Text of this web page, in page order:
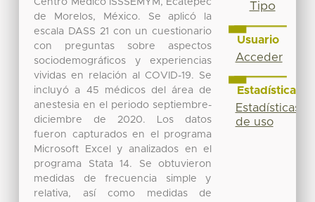
Centro Médico ISSSEMYM, Ecatepec
de Morelos, México. Se aplicó la
escala DASS 21 con un cuestionario
con preguntas sobre aspectos
sociodemográficos y experiencias
vividas en relación al COVID-19. Se
incluyó a 45 médicos del área de
anestesia en el periodo septiembre-
diciembre de 2020. Los datos
fueron capturados en el programa
Microsoft Excel y analizados en el
programa Stata 14. Se obtuvieron
medidas de frecuencia simple y
relativa, así como medidas de
Tipo
Usuario
Acceder
Estadísticas
Estadísticas
de uso